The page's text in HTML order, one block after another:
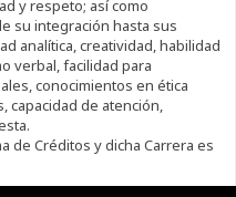
y respeto; así como
su integración hasta sus
analítica, creatividad, habilidad
verbal, facilidad para
conocimientos en ética
capacidad de atención,
de Créditos y dicha Carrera es